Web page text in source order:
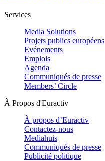
Services
Media Solutions
Projets publics européens
Evénements
Emplois
Agenda
Communiqués de presse
Members’ Circle
À Propos d'Euractiv
À propos d’Euractiv
Contactez-nous
Mediahuis
Communiqués de presse
Publicité politique